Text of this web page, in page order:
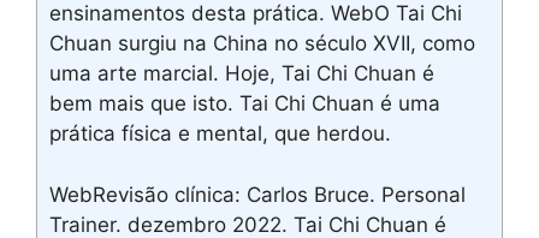
ensinamentos desta prática. WebO Tai Chi
Chuan surgiu na China no século XVII, como
uma arte marcial. Hoje, Tai Chi Chuan é
bem mais que isto. Tai Chi Chuan é uma
prática física e mental, que herdou.
WebRevisão clínica: Carlos Bruce. Personal
Trainer. dezembro 2022. Tai Chi Chuan é